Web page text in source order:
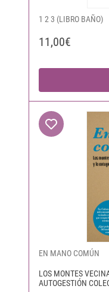
1 2 3 (LIBRO BAÑO)
11,00€
EN MANO COMÚN
LOS MONTES
AUTOGESTIÓN